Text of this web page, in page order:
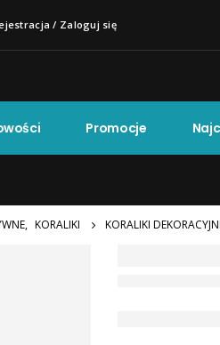
/ Zaloguj się
Promocje
, KORALIKI KORALIKI